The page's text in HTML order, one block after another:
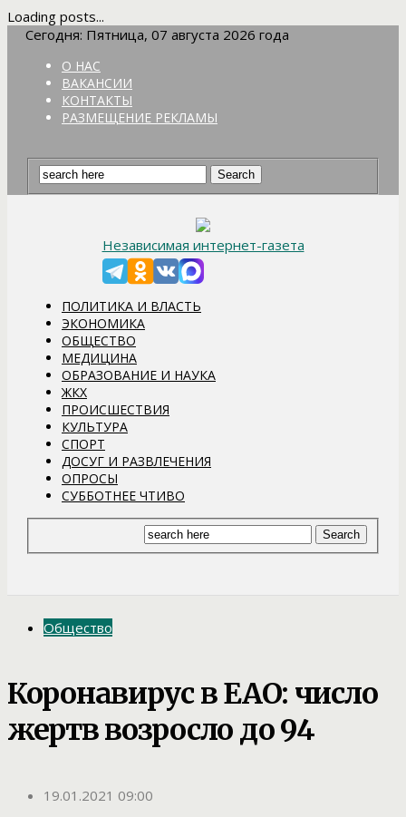
Loading posts...
Сегодня: Пятница, 07 августа 2026 года
О НАС
ВАКАНСИИ
КОНТАКТЫ
РАЗМЕЩЕНИЕ РЕКЛАМЫ
Независимая интернет-газета
ПОЛИТИКА И ВЛАСТЬ
ЭКОНОМИКА
ОБЩЕСТВО
МЕДИЦИНА
ОБРАЗОВАНИЕ И НАУКА
ЖКХ
ПРОИСШЕСТВИЯ
КУЛЬТУРА
СПОРТ
ДОСУГ И РАЗВЛЕЧЕНИЯ
ОПРОСЫ
СУББОТНЕЕ ЧТИВО
Общество
Коронавирус в ЕАО: число
жертв возросло до 94
19.01.2021 09:00